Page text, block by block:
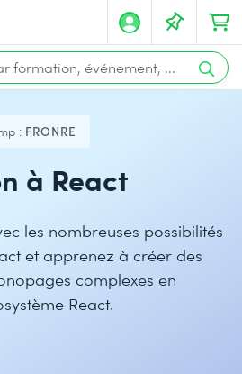
: FRONRE
à React
les nombreuses possibilités
et apprenez à créer des
complexes en
React.